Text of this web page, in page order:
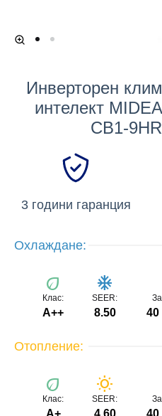
Инверторен
интелект
CB1-
3 години гаранция
Охлаждане:
eco
Клас:
A++
ac_unit
SEER:
8.50 40
Отопление:
eco
Клас:
A+
wb_sunny
SEER:
4.60 40